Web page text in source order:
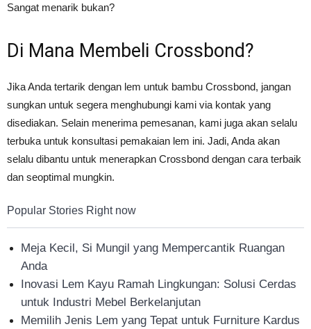
Sangat menarik bukan?
Di Mana Membeli Crossbond?
Jika Anda tertarik dengan lem untuk bambu Crossbond, jangan
sungkan untuk segera menghubungi kami via kontak yang
disediakan. Selain menerima pemesanan, kami juga akan selalu
terbuka untuk konsultasi pemakaian lem ini. Jadi, Anda akan
selalu dibantu untuk menerapkan Crossbond dengan cara terbaik
dan seoptimal mungkin.
Popular Stories Right now
Meja Kecil, Si Mungil yang Mempercantik Ruangan
Anda
Inovasi Lem Kayu Ramah Lingkungan: Solusi Cerdas
untuk Industri Mebel Berkelanjutan
Memilih Jenis Lem yang Tepat untuk Furniture Kardus